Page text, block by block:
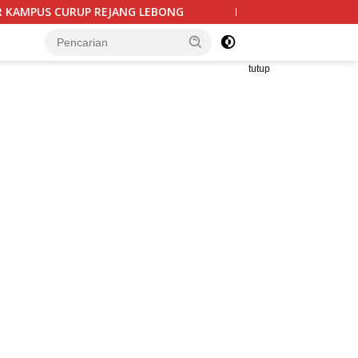
Bantuan UPPO Kelompok Tani Lembu Seto Diduga
tutup